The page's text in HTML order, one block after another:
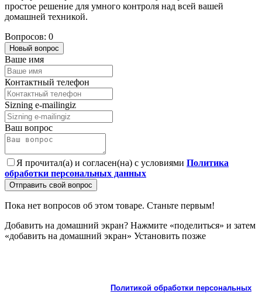
простое решение для умного контроля над всей вашей
домашней техникой.
Вопросов: 0
Новый вопрос
Ваше имя
Контактный телефон
Sizning e-mailingiz
Ваш вопрос
Я прочитал(а) и согласен(на) с условиями Политика
обработки персональных данных
Отправить свой вопрос
Пока нет вопросов об этом товаре. Станьте первым!
Добавить на домашний экран? Нажмите «поделиться» и затем
«добавить на домашний экран» Установить позже
Политикой обработки персональных